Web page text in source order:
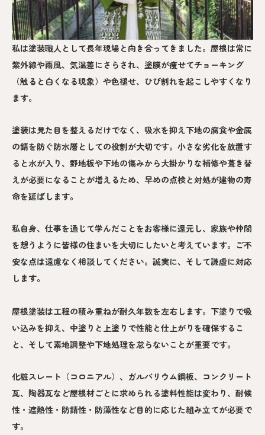
私は塗装職人として長年現場と向き合ってきました。屋根は常に
紫外線や雨風、気温差にさらされ、塗膜が痩せてチョーキング
（触ると白くなる現象）や色褪せ、ひび割れを起こしやすくなり
ます。
塗装は見た目を整えるだけでなく、吸水を抑え下地の腐食や金属
の錆を防ぐ防水層としての役割が大切です。小さな劣化を放置す
ると水が入り、野地板や下地の傷みから大掛かりな補修や葺き替
えが必要になることが増えるため、早めの点検と対処が建物の寿
命を延ばします。
私自身、仕事を通じて学んだことをお客様に還元し、家族や仲間
を想うように皆様の住まいを大切にしたいと考えています。ご不
安な点は遠慮なく相談してください。誠実に、そして謙虚に対応
します。
屋根塗装は工程の積み重ねが耐久年数を左右します。下塗りで吸
い込みを抑え、中塗りと上塗りで性能と仕上がりを確保するこ
と、そして素地調整や下地処理を怠らないことが重要です。
化粧スレート（コロニアル）、ガルバリウム鋼板、コンクリート
瓦、陶器瓦など屋根材ごとに求められる塗料性能は変わり、耐候
性・遮熱性・防錆性・防藻性など目的に応じた組み立てが必要で
す。